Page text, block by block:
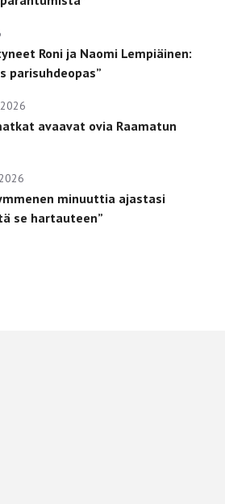
Roni ja Naomi Lempiäinen:
parisuhdeopas”
avaavat ovia Raamatun
minuuttia ajastasi
se hartauteen”